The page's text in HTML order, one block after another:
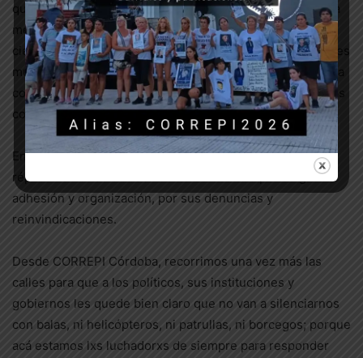
quienes con sus fortalezas y experiencias nos enseñan a
mejorar la organización y profundizar las denuncias. El
cierre contó con un gran festival a cargo de intervenciones
musicales con distintas bandas y solistas que apoyan esta
convocatoria y que siempre están presentes en las luchas
contra la represión.
En una concurrencia a nivel nacional, la marcha tuvo sus
réplicas en otras ciudades. Acá se destacó por su gran
adhesión y organización, por sus denuncias y
reinvindicaciones.
Desde CORREPI Córdoba, recorrimos una vez más las
calles para que a los políticos, sus instituciones y
gobiernos les quede bien claro que no van a silenciarnos
con balas, ni helicópteros, ni patrullas, ni borcegos; porque
acá estamos lxs luchadorxs de siempre para responder